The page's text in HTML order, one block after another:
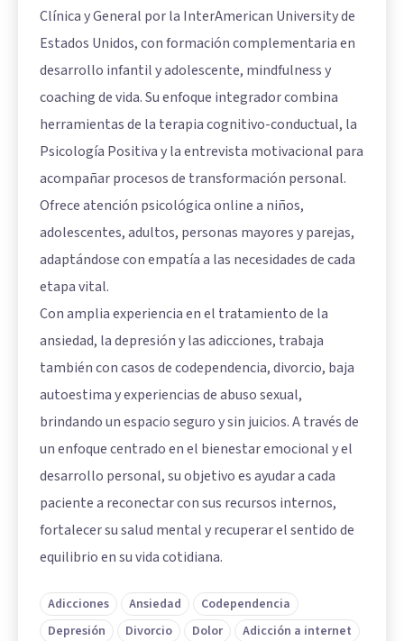
Clínica y General por la InterAmerican University de
Estados Unidos, con formación complementaria en
desarrollo infantil y adolescente, mindfulness y
coaching de vida. Su enfoque integrador combina
herramientas de la terapia cognitivo-conductual, la
Psicología Positiva y la entrevista motivacional para
acompañar procesos de transformación personal.
Ofrece atención psicológica online a niños,
adolescentes, adultos, personas mayores y parejas,
adaptándose con empatía a las necesidades de cada
etapa vital.
Con amplia experiencia en el tratamiento de la
ansiedad, la depresión y las adicciones, trabaja
también con casos de codependencia, divorcio, baja
autoestima y experiencias de abuso sexual,
brindando un espacio seguro y sin juicios. A través de
un enfoque centrado en el bienestar emocional y el
desarrollo personal, su objetivo es ayudar a cada
paciente a reconectar con sus recursos internos,
fortalecer su salud mental y recuperar el sentido de
equilibrio en su vida cotidiana.
Adicciones Ansiedad
Codependencia
Depresión
Divorcio Dolor
Adicción a internet